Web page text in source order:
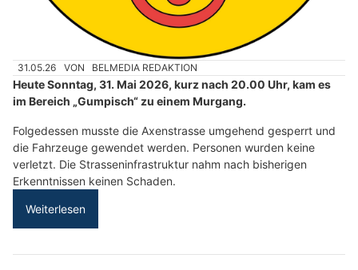
31.05.26 VON BELMEDIA REDAKTION
Heute Sonntag, 31. Mai 2026, kurz nach 20.00 Uhr, kam es
im Bereich „Gumpisch“ zu einem Murgang.
Folgedessen musste die Axenstrasse umgehend gesperrt und
die Fahrzeuge gewendet werden. Personen wurden keine
verletzt. Die Strasseninfrastruktur nahm nach bisherigen
Erkenntnissen keinen Schaden.
Weiterlesen